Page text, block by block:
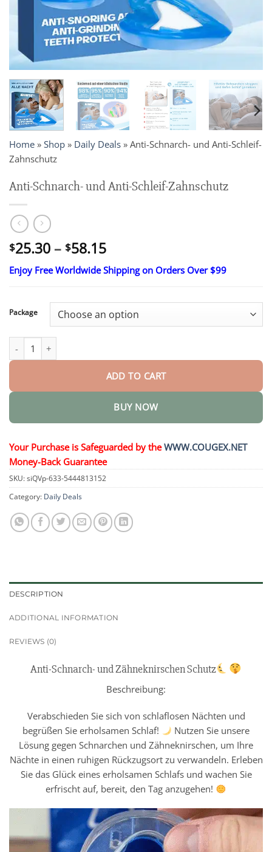
Home » Shop » Daily Deals » Anti-Schnarch- und Anti-Schleif-
Zahnschutz
Anti-Schnarch- und Anti-Schleif-Zahnschutz
$25.30 – $58.15Price
range:
$25.30
$58.15
Enjoy Free Worldwide Shipping on Orders Over $99
Package
Anti-Schnarch- und Anti-Schleif-Zahnschutz quantity
ADD TO CART
BUY NOW
Your Purchase is Safeguarded by theWWW.COUGEX.NET
Money-Back Guarantee
SKU:siQVp-633-5444813152
Category: Daily Deals
DESCRIPTION
ADDITIONAL INFORMATION
REVIEWS (0)
Anti-Schnarch- und Zähneknirschen Schutz
Beschreibung:
Verabschieden Sie sich von schlaflosen Nächten und
begrüßen Sie erholsamen Schlaf!
Nutzen Sie unsere
Lösung gegen Schnarchen und Zähneknirschen, um Ihre
Nächte in einen ruhigen Rückzugsort zu verwandeln. Erleben
Sie das Glück eines erholsamen Schlafs und wachen Sie
erfrischt auf, bereit, den Tag anzugehen!